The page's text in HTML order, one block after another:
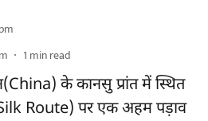
1 min read
के कानसु प्रांत में स्थित
Route) पर एक अहम पड़ाव